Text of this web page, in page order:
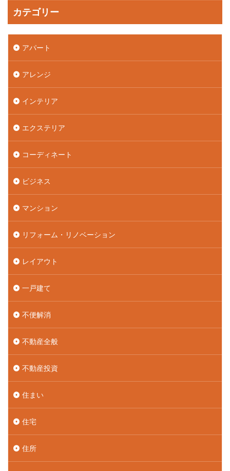
カテゴリー
アパート
アレンジ
インテリア
エクステリア
コーディネート
ビジネス
マンション
リフォーム・リノベーション
レイアウト
一戸建て
不便解消
不動産全般
不動産投資
住まい
住宅
住所